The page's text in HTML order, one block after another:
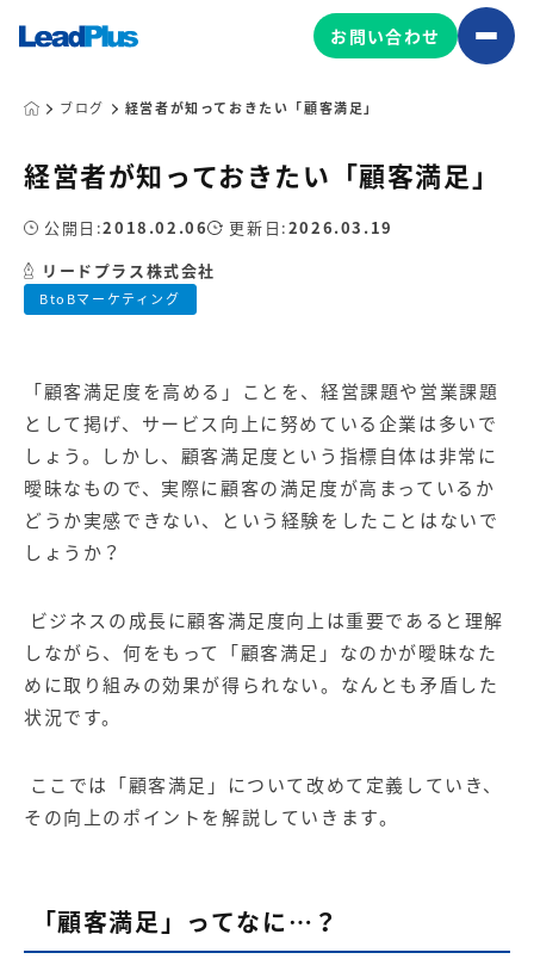
広告プロモーション
Web制作
マーケティングコンサルティング
マーケティング基盤
マーケティング基盤の製品
サイトアクセス解析ダッシュ
ボード
HubSpot導入・運用
マーケティングサービスの製品
【店舗型ビジネス向け】エリ
ア
【金融機関向け】マーケティ
【IT企業向け】マーケティン
グ
サービス
SNSアカウント運用代行サー
ビス（LINE）
【クリニック向け】新規集患
Web広告サービス
【歯科業界向け】新規集患
Web広告パッケージ
商圏ねらいうちパッケージ 求人パッケージ
お問い合わせ
ブログ 経営者が知っておきたい「顧客満足」
経営者が知っておきたい「顧客満足」
BtoBマーケティング
公開日:2018.02.06 更新日:2026.03.19
リードプラス株式会社
「顧客満足度を高める」ことを、経営課題や営業課題
として掲げ、サービス向上に努めている企業は多いで
しょう。しかし、顧客満足度という指標自体は非常に
曖昧なもので、実際に顧客の満足度が高まっているか
どうか実感できない、という経験をしたことはないで
しょうか？
ビジネスの成長に顧客満足度向上は重要であると理解
しながら、何をもって「顧客満足」なのかが曖昧なた
めに取り組みの効果が得られない。なんとも矛盾した
状況です。
ここでは「顧客満足」について改めて定義していき、
その向上のポイントを解説していきます。
「顧客満足」ってなに…？